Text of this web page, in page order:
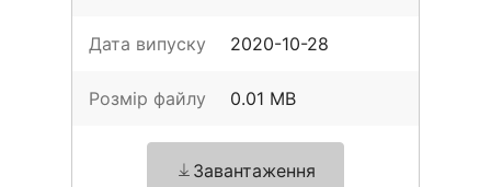
Дата випуску 2020-10-28
Розмір файлу 0.01 MB
Завантаження